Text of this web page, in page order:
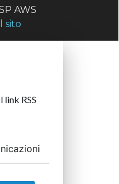
AWS
sito
RSS